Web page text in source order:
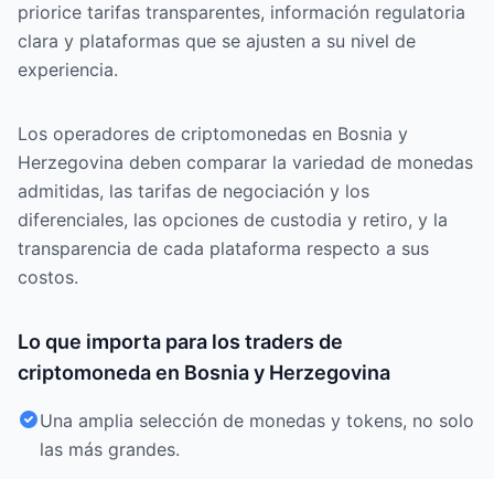
priorice tarifas transparentes, información regulatoria
clara y plataformas que se ajusten a su nivel de
experiencia.
Los operadores de criptomonedas en Bosnia y
Herzegovina deben comparar la variedad de monedas
admitidas, las tarifas de negociación y los
diferenciales, las opciones de custodia y retiro, y la
transparencia de cada plataforma respecto a sus
costos.
Lo que importa para los traders de
criptomoneda en Bosnia y Herzegovina
Una amplia selección de monedas y tokens, no solo
las más grandes.